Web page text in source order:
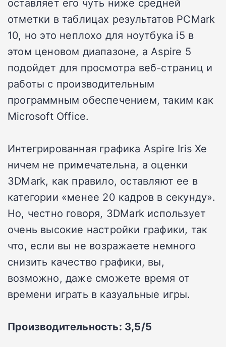
отметки в таблицах результатов PCMark
10, но это неплохо для ноутбука i5 в
этом ценовом диапазоне, а Aspire 5
подойдет для просмотра веб-страниц и
работы с производительным
программным обеспечением, таким как
Microsoft Office.
Интегрированная графика Aspire Iris Xe
ничем не примечательна, а оценки
3DMark, как правило, оставляют ее в
категории «менее 20 кадров в секунду».
Но, честно говоря, 3DMark использует
очень высокие настройки графики, так
что, если вы не возражаете немного
снизить качество графики, вы,
возможно, даже сможете время от
времени играть в казуальные игры.
Производительность: 3,5/5